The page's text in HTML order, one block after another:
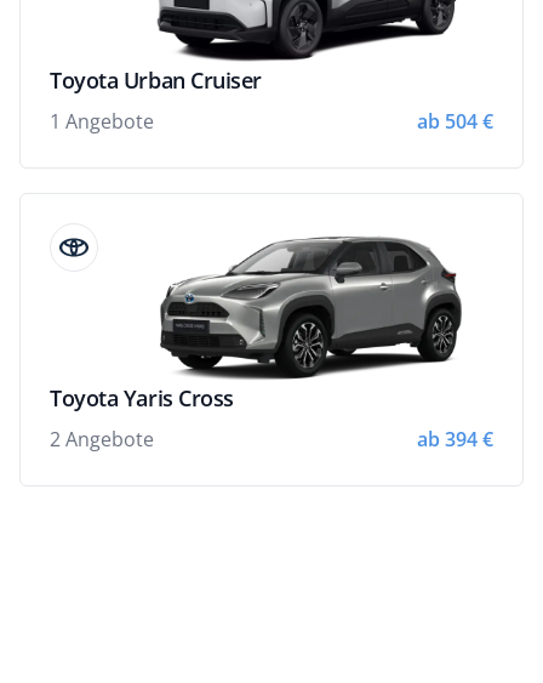
Toyota Urban Cruiser
1 Angebote ab 504 €
Toyota Yaris Cross
2 Angebote ab 394 €